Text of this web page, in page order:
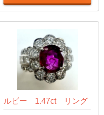
ルビー 1.47ct リング